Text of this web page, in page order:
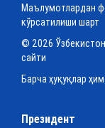
Маълумотлардан
кўрсатилиши шарт
© 2026
сайти
Барча ҳуқуқлар
Президент